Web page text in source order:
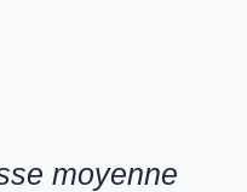
moyenne